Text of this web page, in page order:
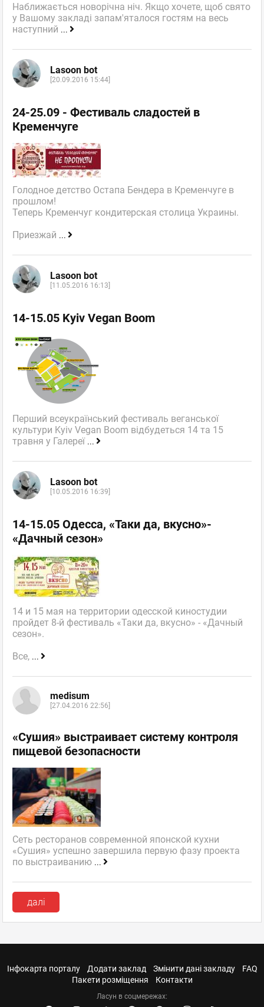
Наближається новорічна ніч. Якщо хочете, щоб свято
у Вашому закладі запам'яталося гостям на весь
наступний ...
Lasoon bot
[20.09.2016 15:44]
24-25.09 - Фестиваль сладостей в
Кременчуге
Голодное детство Остапа Бендера в Кременчуге в
прошлом!
Теперь Кременчуг кондитерская столица Украины.
Приезжай ...
Lasoon bot
[11.05.2016 16:13]
14-15.05 Kyiv Vegan Boom
Перший всеукраїнський фестиваль веганської
культури Kyiv Vegan Boom відбудеться 14 та 15
травня у Галереї ...
Lasoon bot
[10.05.2016 16:39]
14-15.05 Одесса, «Таки да, вкусно»-
«Дачный сезон»
14 и 15 мая на территории одесской киностудии
пройдет 8-й фестиваль «Таки да, вкусно» - «Дачный
сезон».
Все, ...
medisum
[27.04.2016 22:56]
«Сушия» выстраивает систему контроля
пищевой безопасности
Сеть ресторанов современной японской кухни
«Сушия» успешно завершила первую фазу проекта
по выстраиванию ...
далі
Інфокарта порталу Додати заклад Змінити дані закладу
FAQ
Пакети розміщення
Контакти
Ласун в соцмережах: